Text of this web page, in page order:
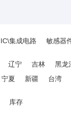
IC\集成电路 敏感器
辽宁 吉林 黑龙
宁夏 新疆 台湾
库存